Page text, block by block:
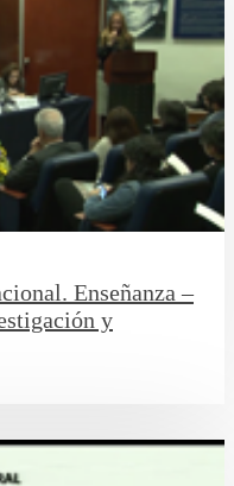
Enseñanza –
y